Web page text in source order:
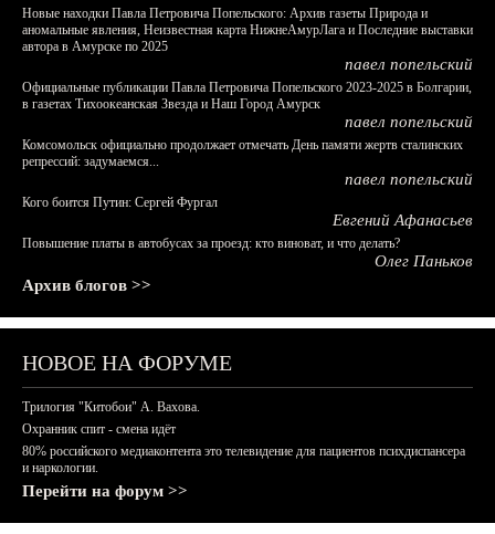
Новые находки Павла Петровича Попельского: Архив газеты Природа и
аномальные явления, Неизвестная карта НижнеАмурЛага и Последние выставки
автора в Амурске по 2025
павел попельский
Официальные публикации Павла Петровича Попельского 2023-2025 в Болгарии,
в газетах Тихоокеанская Звезда и Наш Город Амурск
павел попельский
Комсомольск официально продолжает отмечать День памяти жертв сталинских
репрессий: задумаемся...
павел попельский
Кого боится Путин: Сергей Фургал
Евгений Афанасьев
Повышение платы в автобусах за проезд: кто виноват, и что делать?
Олег Паньков
Архив блогов >>
НОВОЕ НА ФОРУМЕ
Трилогия "Китобои" А. Вахова.
Охранник спит - смена идёт
80% российского медиаконтента это телевидение для пациентов психдиспансера
и наркологии.
Перейти на форум >>